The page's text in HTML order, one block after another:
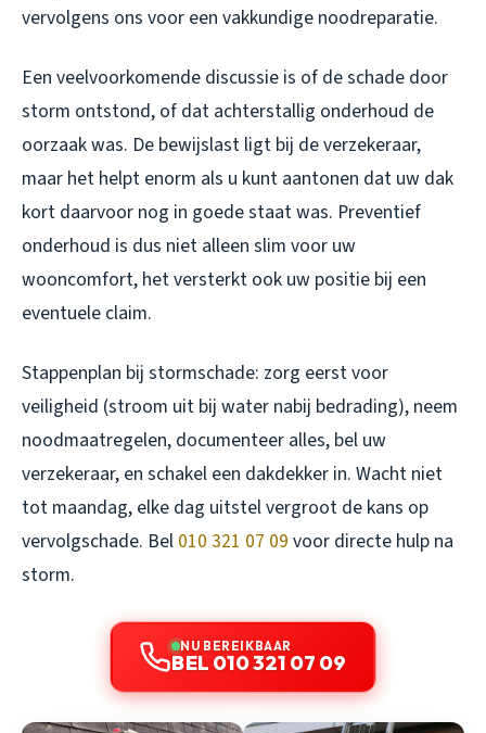
vervolgens ons voor een vakkundige noodreparatie.
Een veelvoorkomende discussie is of de schade door
storm ontstond, of dat achterstallig onderhoud de
oorzaak was. De bewijslast ligt bij de verzekeraar,
maar het helpt enorm als u kunt aantonen dat uw dak
kort daarvoor nog in goede staat was. Preventief
onderhoud is dus niet alleen slim voor uw
wooncomfort, het versterkt ook uw positie bij een
eventuele claim.
Stappenplan bij stormschade: zorg eerst voor
veiligheid (stroom uit bij water nabij bedrading), neem
noodmaatregelen, documenteer alles, bel uw
verzekeraar, en schakel een dakdekker in. Wacht niet
tot maandag, elke dag uitstel vergroot de kans op
vervolgschade. Bel 010 321 07 09 voor directe hulp na
storm.
NU BEREIKBAAR
BEL 010 321 07 09